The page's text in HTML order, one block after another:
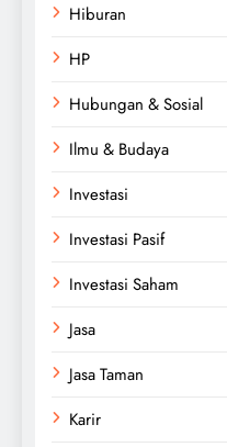
Hiburan
HP
Hubungan & Sosial
Ilmu & Budaya
Investasi
Investasi Pasif
Investasi Saham
Jasa
Jasa Taman
Karir